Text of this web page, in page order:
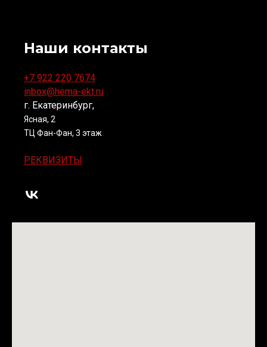
Наши контакты
+7 922 220 7674
inbox@hema-ekt.ru
г. Екатеринбург,
Ясная, 2
ТЦ Фан-Фан, 3 этаж
РЕКВИЗИТЫ